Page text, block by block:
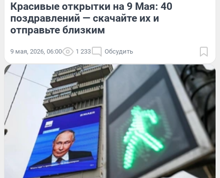
Красивые открытки на 9 Мая: 40
поздравлений — скачайте их и
отправьте близким
9 мая, 2026, 06:00 1 233 Обсудить